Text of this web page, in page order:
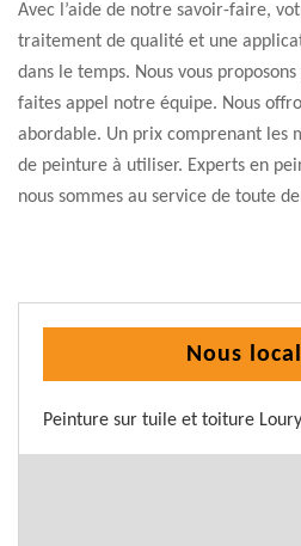
Avec l’aide de notre savoir-faire,
traitement de qualité et une
dans le temps. Nous vous
faites appel notre équipe. Nous
abordable. Un prix comprenant les
de peinture à utiliser. Experts en
nous sommes au service de toute
Nous
Peinture sur tuile et toiture Loury